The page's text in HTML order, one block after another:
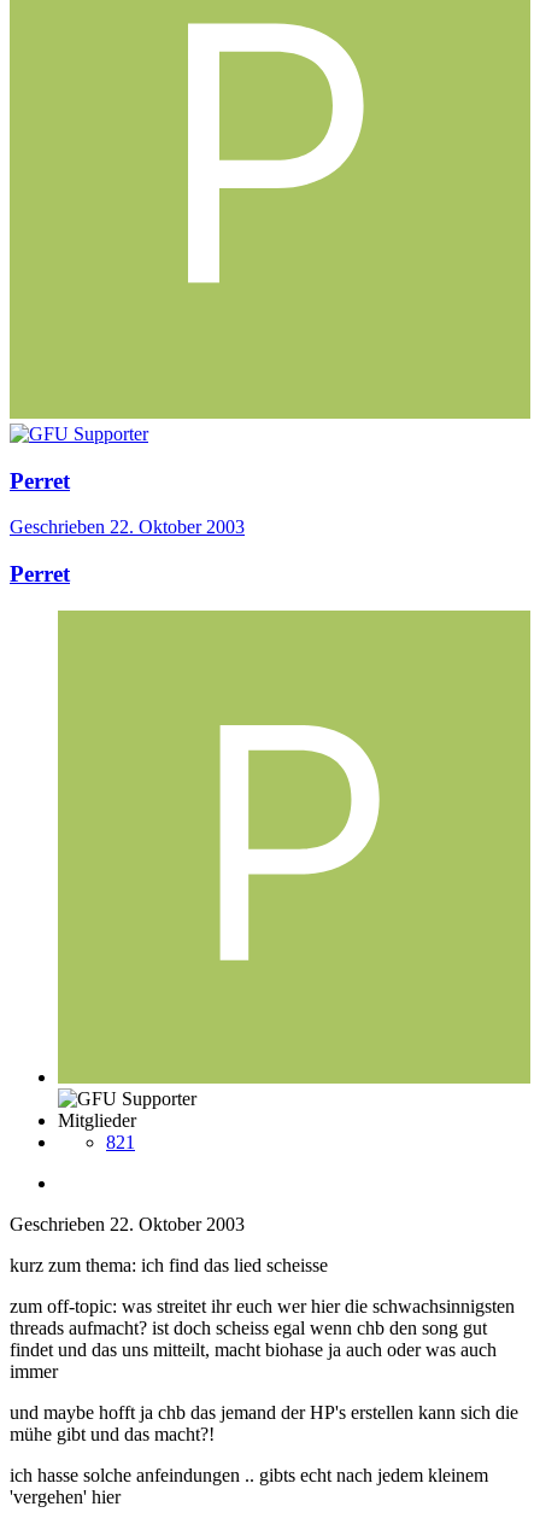
Perret
Geschrieben 22. Oktober 2003
Perret
Mitglieder
821
Geschrieben 22. Oktober 2003
kurz zum thema: ich find das lied scheisse
zum off-topic: was streitet ihr euch wer hier die schwachsinnigsten
threads aufmacht? ist doch scheiss egal wenn chb den song gut
findet und das uns mitteilt, macht biohase ja auch oder was auch
immer
und maybe hofft ja chb das jemand der HP's erstellen kann sich die
mühe gibt und das macht?!
ich hasse solche anfeindungen .. gibts echt nach jedem kleinem
'vergehen' hier